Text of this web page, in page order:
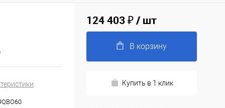
124 403 ₽/ шт
В корзину
Купить в 1 клик